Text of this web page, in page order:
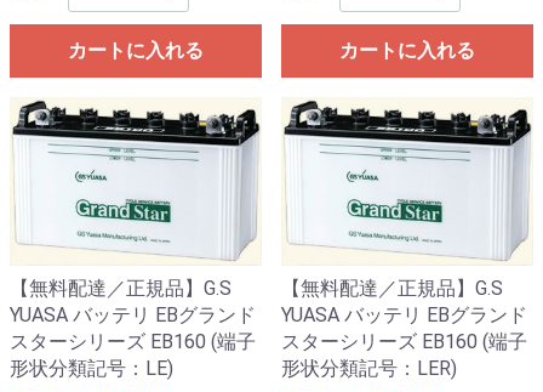
カートに入れる カートに入れる
【無料配達／正規品】G.S
YUASA バッテリ EBグランド
スターシリーズ EB160 (端子
形状分類記号：LE)
【無料配達／正規品】G.S
YUASA バッテリ EBグランド
スターシリーズ EB160 (端子
形状分類記号：LER)